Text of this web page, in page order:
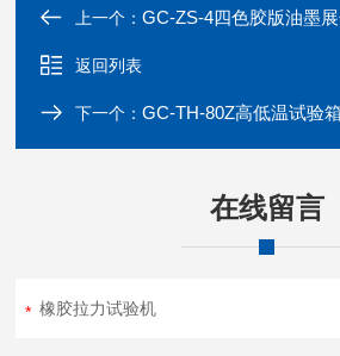
上一个：GC-ZS-4四色胶版油墨
返回列表
下一个：GC-TH-80Z高低温试验箱
在线留言